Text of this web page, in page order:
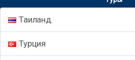
Таиланд
Турция